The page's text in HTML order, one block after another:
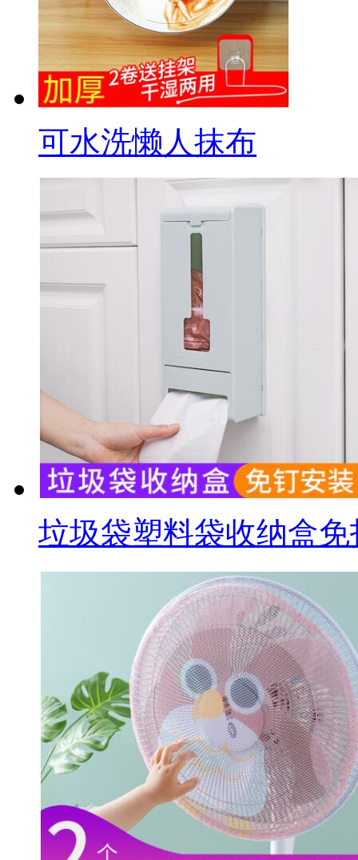
可水洗懒人抹布
垃圾袋塑料袋收纳盒